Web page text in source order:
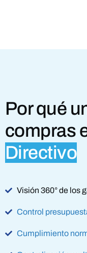
Por qué
compras
Directivo
Visión 360° de los
Control
Cumplimiento